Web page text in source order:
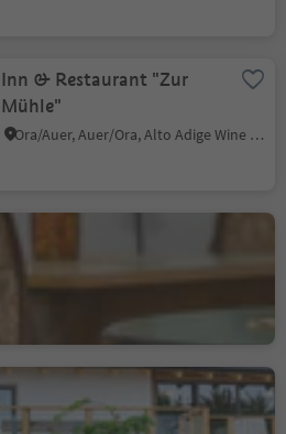
Inn & Restaurant "Zur
Mühle"
Ora/Auer, Auer/Ora, Alto Adige Wine Road
Bar Vaja
Mountain Inn Dorfner
Casignano/Gschnon, Montan/Montagna, Alto Adige Wine Road